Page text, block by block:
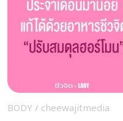
BODY / cheewajitmedia